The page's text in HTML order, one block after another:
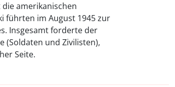
amerikanischen
führten im August 1945 zur
Insgesamt forderte der
(Soldaten und Zivilisten),
Seite.